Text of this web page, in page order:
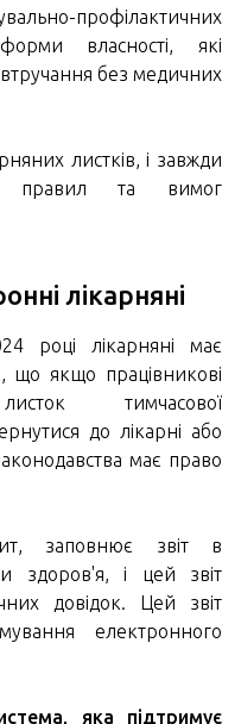
профілактичних
власності, які
втручання без медичних
листків, і завжди
правил та вимог
лікарняні
році лікарняні має
що якщо працівникові
тимчасової
до лікарні або
має право
заповнює звіт в
здоров'я, і цей звіт
довідок. Цей звіт
електронного
яка підтримує